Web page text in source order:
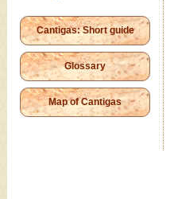
Cantigas: Short guide
Glossary
Map of Cantigas